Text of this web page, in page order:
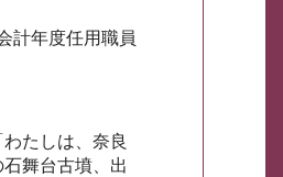
計年度任用職員
たしは、奈良
舞台古墳、出